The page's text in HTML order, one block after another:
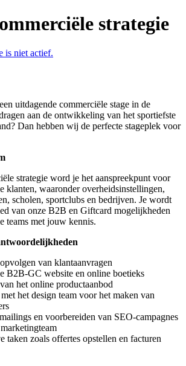
strategie
is niet actief.
uitdagende commerciële stage in de
aan de ontwikkeling van het sportiefste
Dan hebben wij de perfecte stageplek voor
strategie word je het aanspreekpunt voor
klanten, waaronder overheidsinstellingen,
scholen, sportclubs en bedrijven. Je wordt
van onze B2B en Giftcard mogelijkheden
teams met jouw kennis.
van klantaanvragen
B2B-GC website en online boetieks
het online productaanbod
het design team voor het maken van
en voorbereiden van SEO-campagnes
taken zoals offertes opstellen en facturen